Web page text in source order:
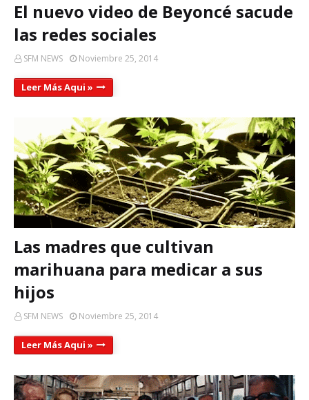
El nuevo video de Beyoncé sacude
las redes sociales
SFM NEWS Noviembre 25, 2014
Leer Más Aqui »
Las madres que cultivan
marihuana para medicar a sus
hijos
SFM NEWS Noviembre 25, 2014
Leer Más Aqui »